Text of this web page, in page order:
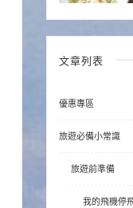
文章列表
優惠專區
旅遊必備小常識
旅遊前準備
我的飛機停